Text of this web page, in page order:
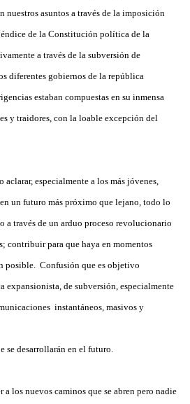
nuestros asuntos a través de la imposición
de la Constitución política de la
a través de la subversión de
diferentes gobiernos de la república
estaban compuestas en su inmensa
y traidores, con la loable excepción del
especialmente a los más jóvenes,
un futuro más próximo que lejano, todo lo
a través de un arduo proceso revolucionario
contribuir para que haya en momentos
posible. Confusión que es objetivo
de subversión, especialmente
instantáneos, masivos y
se desarrollarán en el futuro.
a los nuevos caminos que se abren pero nadie